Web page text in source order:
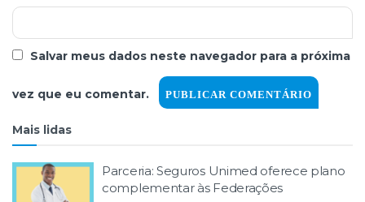
Salvar meus dados neste navegador para a próxima
vez que eu comentar.
Mais lidas
Parceria: Seguros Unimed oferece plano
complementar às Federações